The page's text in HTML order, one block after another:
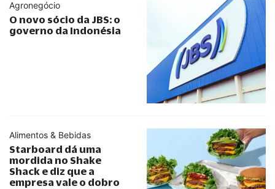
Agronegócio
O novo sócio da JBS: o
governo da Indonésia
Alimentos & Bebidas
Starboard dá uma
mordida no Shake
Shack e diz que a
empresa vale o dobro